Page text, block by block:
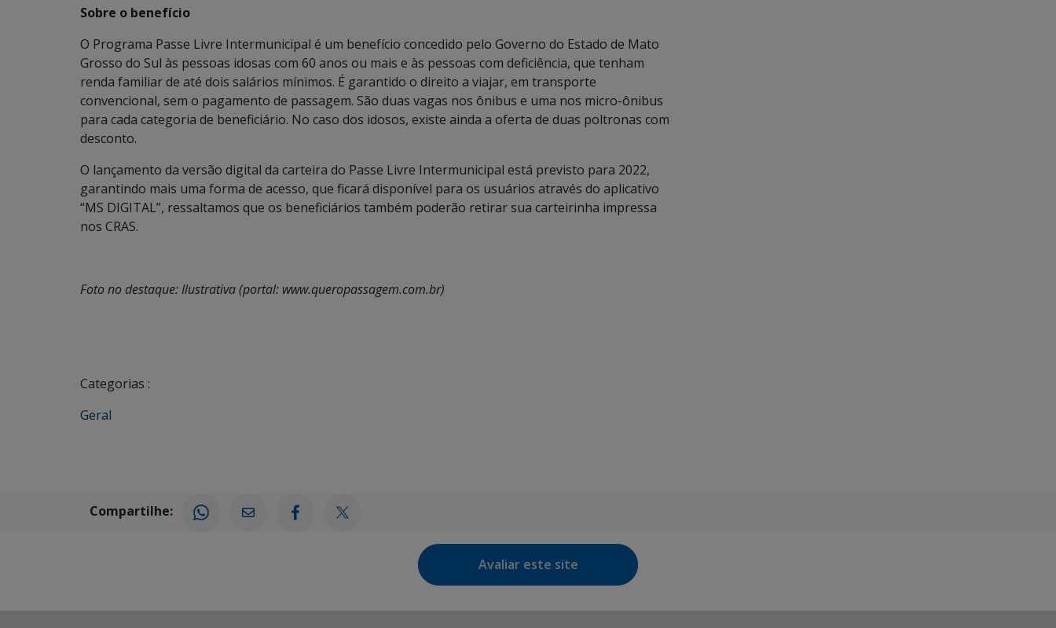
Sobre o benefício
O Programa Passe Livre Intermunicipal é um benefício concedido pelo Governo do Estado de Mato
Grosso do Sul às pessoas idosas com 60 anos ou mais e às pessoas com deficiência, que tenham
renda familiar de até dois salários mínimos. É garantido o direito a viajar, em transporte
convencional, sem o pagamento de passagem. São duas vagas nos ônibus e uma nos micro-ônibus
para cada categoria de beneficiário. No caso dos idosos, existe ainda a oferta de duas poltronas com
desconto.
O lançamento da versão digital da carteira do Passe Livre Intermunicipal está previsto para 2022,
garantindo mais uma forma de acesso, que ficará disponível para os usuários através do aplicativo
“MS DIGITAL”, ressaltamos que os beneficiários também poderão retirar sua carteirinha impressa
nos CRAS.
Foto no destaque: Ilustrativa (portal: www.queropassagem.com.br)
Categorias :
Geral
Compartilhe:
Avaliar este site